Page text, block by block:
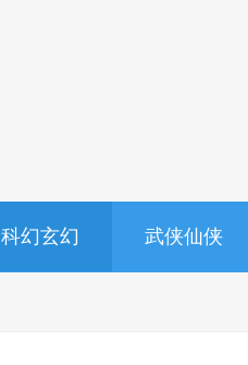
科幻玄幻 武侠仙侠